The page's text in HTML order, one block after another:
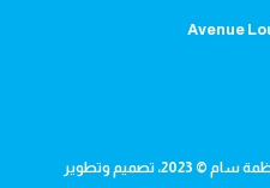
Avenue
تصميم وتطوير